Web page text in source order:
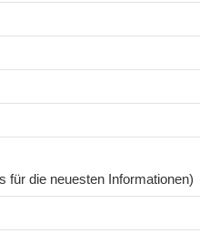
für die neuesten Informationen)